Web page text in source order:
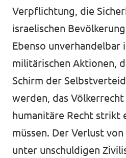
Verpflichtung, die
israelischen
Ebenso unverhandelbar
militärischen Aktionen,
Schirm der
werden, das Völkerrecht
humanitäre Recht strikt
müssen. Der Verlust
unter unschuldigen